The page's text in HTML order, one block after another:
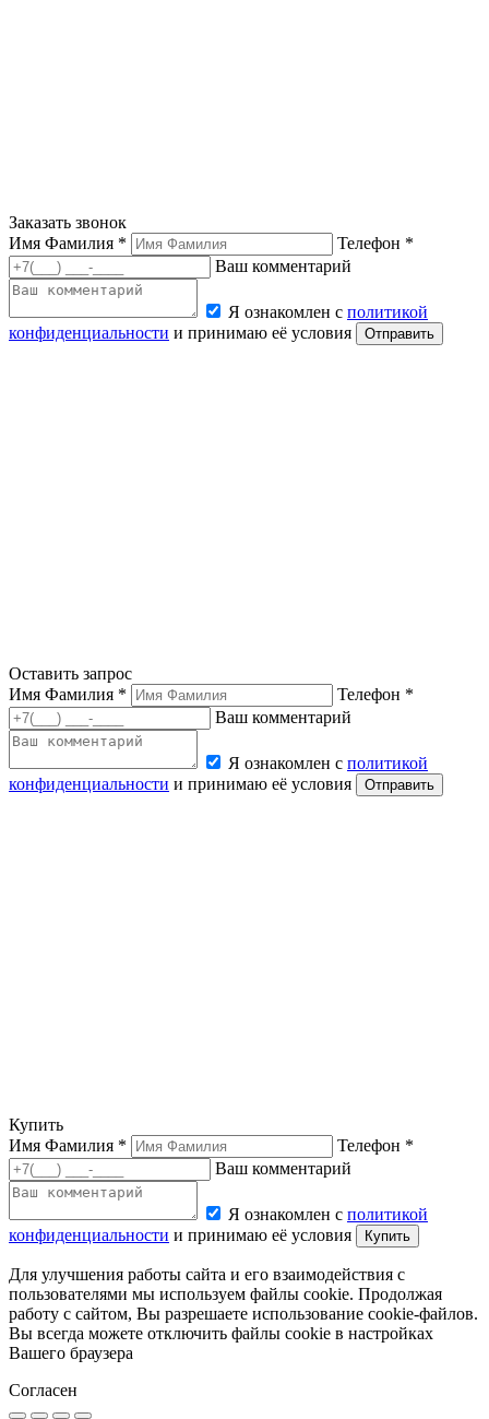
Заказать звонок
Имя Фамилия *
Телефон *
Ваш комментарий
Я ознакомлен с политикой
конфиденциальности и принимаю её условия Отправить
Оставить запрос
Имя Фамилия *
Телефон *
Ваш комментарий
Я ознакомлен с политикой
конфиденциальности и принимаю её условия Отправить
Купить
Имя Фамилия *
Телефон *
Ваш комментарий
Я ознакомлен с политикой
конфиденциальности и принимаю её условия Купить
Для улучшения работы сайта и его взаимодействия с
пользователями мы используем файлы cookie. Продолжая
работу с сайтом, Вы разрешаете использование cookie-файлов.
Вы всегда можете отключить файлы cookie в настройках
Вашего браузера
Согласен